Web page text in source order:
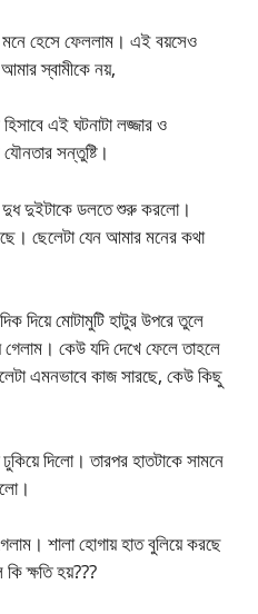
মনে হেসে ফেললাম। এই বয়সেও
স্বামীকে নয়,
এই ঘটনাটা লজ্জার ও
সন্তুষ্টি।
দুধ দুইটাকে ডলতে শুরু করলো।
ছেলেটা যেন আমার মনের কথা
দিয়ে মোটামুটি হাটুর উপরে তুলে
কেউ যদি দেখে ফেলে তাহলে
এমনভাবে কাজ সারছে, কেউ কিছু
দিলো। তারপর হাতটাকে সামনে
শালা হোগায় হাত বুলিয়ে করছে
ক্ষতি হয়???